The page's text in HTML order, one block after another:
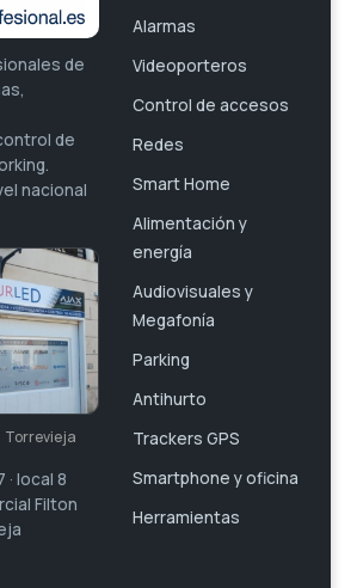
de
de
nacional
· local 8
Filton
Alarmas
Videoporteros
Control de accesos
Redes
Smart Home
Alimentación y
energía
Audiovisuales y
Megafonía
Parking
Antihurto
Trackers GPS
Smartphone y oficina
Herramientas